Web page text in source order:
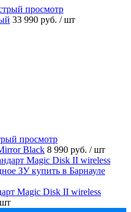
просмотр
33 990 руб. / шт
просмотр
Black 8 990 руб. / шт
Magic Disk II wireless